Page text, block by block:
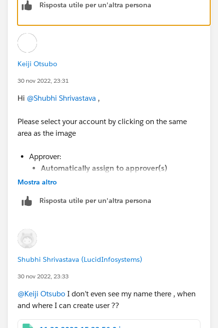
Risposta utile per un'altra persona
Keiji Otsubo
30 nov 2022, 23:31
Hi @Shubhi Shrivastava ,
Please select your account by clicking on the same
area as the image
Approver:
Automatically assign to approver(s)
User: assign yourself
Mostra altro
Risposta utile per un'altra persona
Shubhi Shrivastava (LucidInfosystems)
30 nov 2022, 23:33
@Keiji Otsubo I don’t even see my name there , when
and where I can create user ??